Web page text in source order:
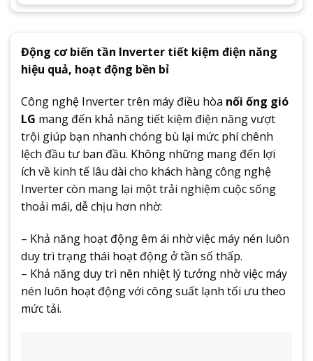
Động cơ biến tần Inverter tiết kiệm điện năng
hiệu quả, hoạt động bền bỉ
Công nghệ Inverter trên máy điều hòa nối ống gió
LG mang đến khả năng tiết kiệm điện năng vượt
trội giúp bạn nhanh chóng bù lại mức phí chênh
lệch đầu tư ban đầu. Không những mang đến lợi
ích về kinh tế lâu dài cho khách hàng công nghệ
Inverter còn mang lại một trải nghiệm cuộc sống
thoải mái, dễ chịu hơn nhờ:
– Khả năng hoạt động êm ái nhờ việc máy nén luôn
duy trì trạng thái hoạt động ở tần số thấp.
– Khả năng duy trì nên nhiệt lý tưởng nhờ việc máy
nén luôn hoạt động với công suất lạnh tối ưu theo
mức tải.